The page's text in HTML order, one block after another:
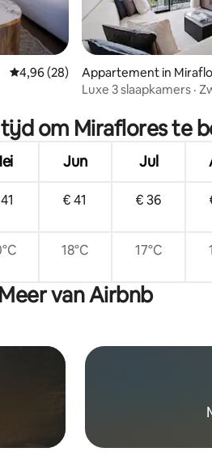
Gemiddelde beoordeling van 4,96
4,96 (28)
Appartement in
Luxe 3 slaapkamers ·
om Miraflores te
Jun Jul
€ 41 € 36
18°C 17°C
Meer van Airbnb